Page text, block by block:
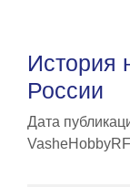
История
России
Дата